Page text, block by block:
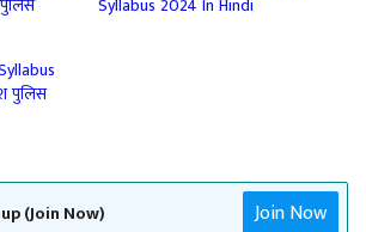
Syllabus 2024 In Hindi
पुलिस
(Join Now) Join Now